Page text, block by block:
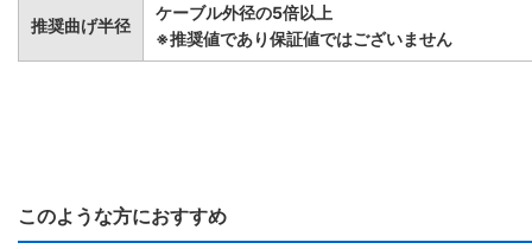
推奨曲げ半径
ケーブル外径の5倍以上
※推奨値であり保証値ではございません
このような方におすすめ